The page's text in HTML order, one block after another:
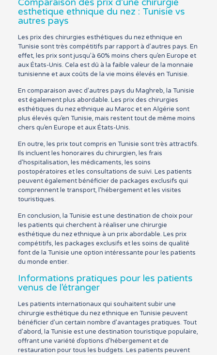
Comparaison des prix d’une chirurgie
esthetique ethnique du nez : Tunisie vs
autres pays
Les prix des chirurgies esthétiques du nez ethnique en
Tunisie sont très compétitifs par rapport à d’autres pays. En
effet, les prix sont jusqu’à 60% moins chers qu’en Europe et
aux États-Unis. Cela est dû à la faible valeur de la monnaie
tunisienne et aux coûts de la vie moins élevés en Tunisie.
En comparaison avec d’autres pays du Maghreb, la Tunisie
est également plus abordable. Les prix des chirurgies
esthétiques du nez ethnique au Maroc et en Algérie sont
plus élevés qu’en Tunisie, mais restent tout de même moins
chers qu’en Europe et aux États-Unis.
En outre, les prix tout compris en Tunisie sont très attractifs.
Ils incluent les honoraires du chirurgien, les frais
d’hospitalisation, les médicaments, les soins
postopératoires et les consultations de suivi. Les patients
peuvent également bénéficier de packages exclusifs qui
comprennent le transport, l’hébergement et les visites
touristiques.
En conclusion, la Tunisie est une destination de choix pour
les patients qui cherchent à réaliser une chirurgie
esthétique du nez ethnique à un prix abordable. Les prix
compétitifs, les packages exclusifs et les soins de qualité
font de la Tunisie une option intéressante pour les patients
du monde entier.
Informations pratiques pour les patients
venus de l’étranger
Les patients internationaux qui souhaitent subir une
chirurgie esthétique du nez ethnique en Tunisie peuvent
bénéficier d’un certain nombre d’avantages pratiques. Tout
d’abord, la Tunisie est une destination touristique populaire,
offrant une variété d’options d’hébergement et de
restauration pour tous les budgets. Les patients peuvent